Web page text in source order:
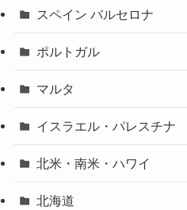
スペイン バルセロナ
ポルトガル
マルタ
イスラエル・パレスチナ
北米・南米・ハワイ
北海道